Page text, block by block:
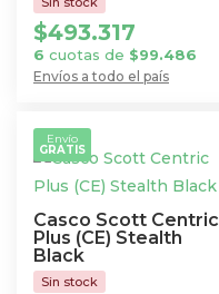
Envíos a todo el país
$493.317
6 cuotas de $99.486
producto
tiene
múltiples
variantes.
Las
opciones
Casco Scott Centric
Plus (CE) Stealth
Black
Envío
GRATIS